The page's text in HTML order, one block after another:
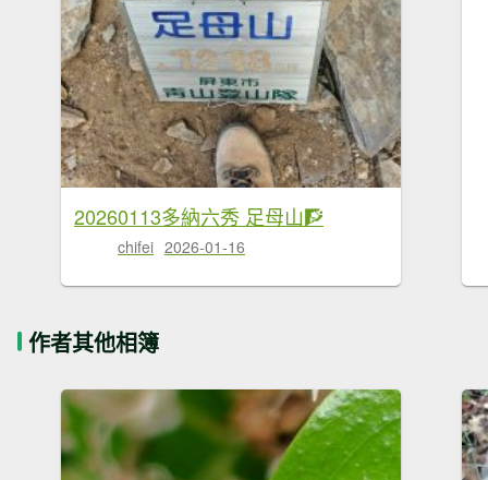
20260113多納六秀 足母山🧗
chifei 2026-01-16
作者其他相簿